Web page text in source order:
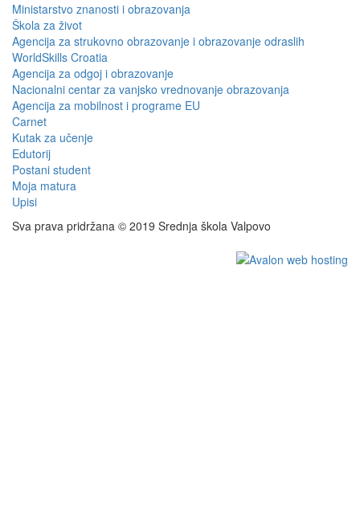
Ministarstvo znanosti i obrazovanja
Škola za život
Agencija za strukovno obrazovanje i obrazovanje odraslih
WorldSkills Croatia
Agencija za odgoj i obrazovanje
Nacionalni centar za vanjsko vrednovanje obrazovanja
Agencija za mobilnost i programe EU
Carnet
Kutak za učenje
Edutorij
Postani student
Moja matura
Upisi
Sva prava pridržana © 2019 Srednja škola Valpovo